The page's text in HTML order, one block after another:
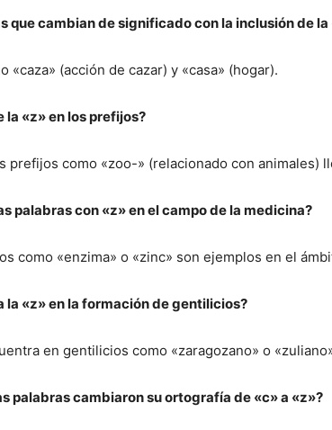
que cambian de significado con la inclusión de la
«caza» (acción de cazar) y «casa» (hogar).
la «z» en los prefijos?
prefijos como «zoo-» (relacionado con animales)
palabras con «z» en el campo de la medicina?
como «enzima» o «zinc» son ejemplos en el
la «z» en la formación de gentilicios?
en gentilicios como «zaragozano» o
palabras cambiaron su ortografía de «c» a «z»?